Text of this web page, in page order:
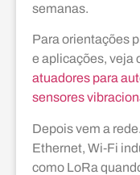
semanas.
Para orientações
e aplicações, veja
atuadores para
sensores
Depois vem a
Ethernet, Wi‑Fi
como LoRa